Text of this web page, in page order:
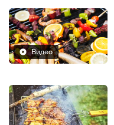
Видео